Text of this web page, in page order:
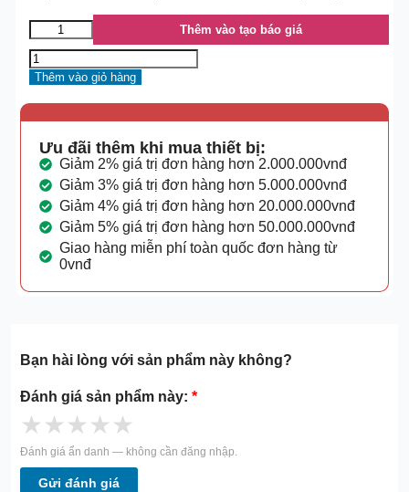
Thêm vào tạo báo giá
Thêm vào giỏ hàng
Ưu đãi thêm khi mua thiết bị:
Giảm 2% giá trị đơn hàng hơn 2.000.000vnđ
Giảm 3% giá trị đơn hàng hơn 5.000.000vnđ
Giảm 4% giá trị đơn hàng hơn 20.000.000vnđ
Giảm 5% giá trị đơn hàng hơn 50.000.000vnđ
Giao hàng miễn phí toàn quốc đơn hàng từ
0vnđ
Bạn hài lòng với sản phẩm này không?
Đánh giá sản phẩm này:*
★★★★★
Đánh giá ẩn danh — không cần đăng nhập.
Gửi đánh giá